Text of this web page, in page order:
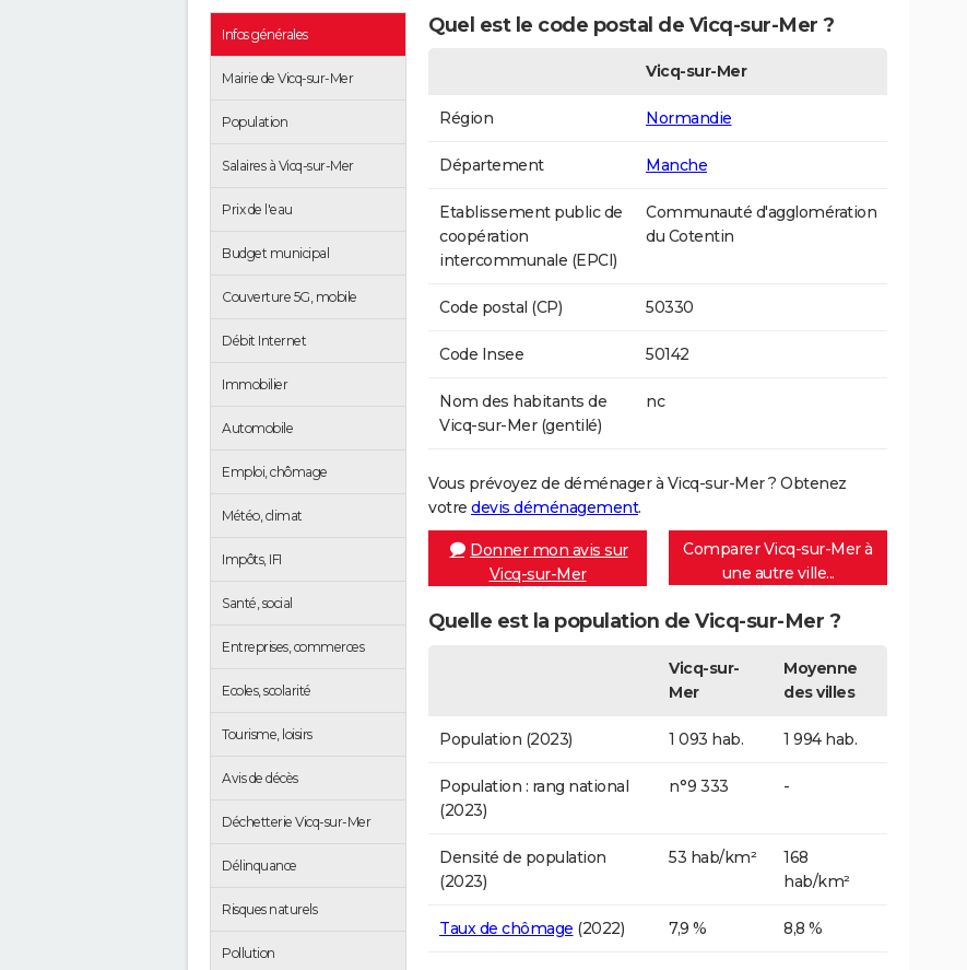
Infos générales
Mairie de Vicq-sur-Mer
Population
Salaires à Vicq-sur-Mer
Prix de l'eau
Budget municipal
Couverture 5G, mobile
Débit Internet
Immobilier
Automobile
Emploi, chômage
Météo, climat
Impôts, IFI
Santé, social
Entreprises, commerces
Ecoles, scolarité
Tourisme, loisirs
Avis de décès
Déchetterie Vicq-sur-Mer
Délinquance
Risques naturels
Pollution
Quel est le code postal de Vicq-sur-Mer ?
Vicq-sur-Mer
Région Normandie
Département Manche
Etablissement public de
coopération
intercommunale (EPCI)
Communauté d'agglomération
du Cotentin
Code postal (CP) 50330
Code Insee 50142
Nom des habitants de
Vicq-sur-Mer (gentilé)
nc
Vous prévoyez de déménager à Vicq-sur-Mer ? Obtenez
votre devis déménagement.
Donner mon avis sur
Vicq-sur-Mer
Comparer Vicq-sur-Mer à
une autre ville...
Quelle est la population de Vicq-sur-Mer ?
Vicq-sur-
Mer
Moyenne
des villes
Population (2023) 1 093 hab. 1 994 hab.
Population : rang national
(2023)
n°9 333 -
Densité de population
(2023)
53 hab/km²
168
hab/km²
Taux de chômage (2022) 7,9 % 8,8 %